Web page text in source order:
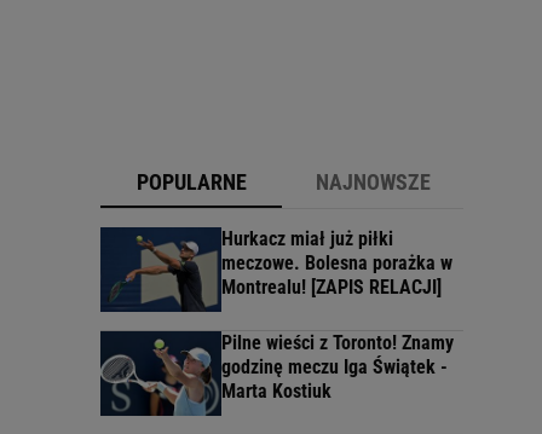
POPULARNE NAJNOWSZE
Hurkacz miał już piłki
meczowe. Bolesna porażka w
Montrealu! [ZAPIS RELACJI]
Pilne wieści z Toronto! Znamy
godzinę meczu Iga Świątek -
Marta Kostiuk